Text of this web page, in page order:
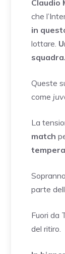
Claudio
che
in
lottare.
squadra.
Queste
come
La
match
parte
Fuori da
del ritiro.